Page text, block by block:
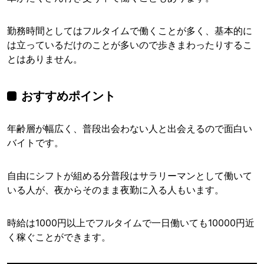
勤務時間としてはフルタイムで働くことが多く、基本的に
は立っているだけのことが多いので歩きまわったりするこ
とはありません。
おすすめポイント
年齢層が幅広く、普段出会わない人と出会えるので面白い
バイトです。
自由にシフトが組める分普段はサラリーマンとして働いて
いる人が、夜からそのまま夜勤に入る人もいます。
時給は1000円以上でフルタイムで一日働いても10000円近
く稼ぐことができます。